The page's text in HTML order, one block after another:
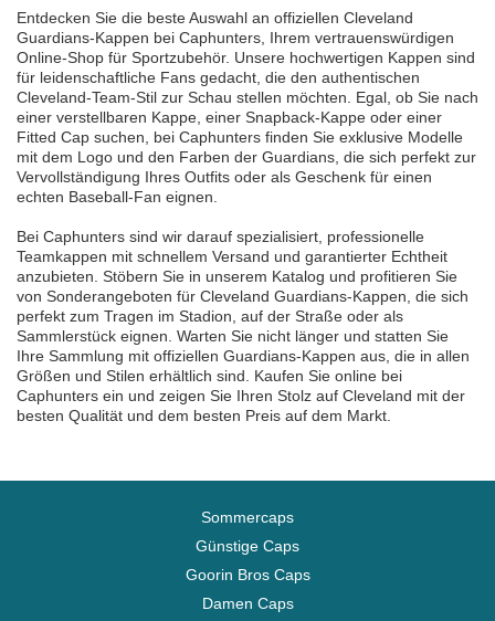
Entdecken Sie die beste Auswahl an offiziellen Cleveland
Guardians-Kappen bei Caphunters, Ihrem vertrauenswürdigen
Online-Shop für Sportzubehör. Unsere hochwertigen Kappen sind
für leidenschaftliche Fans gedacht, die den authentischen
Cleveland-Team-Stil zur Schau stellen möchten. Egal, ob Sie nach
einer verstellbaren Kappe, einer Snapback-Kappe oder einer
Fitted Cap suchen, bei Caphunters finden Sie exklusive Modelle
mit dem Logo und den Farben der Guardians, die sich perfekt zur
Vervollständigung Ihres Outfits oder als Geschenk für einen
echten Baseball-Fan eignen.
Bei Caphunters sind wir darauf spezialisiert, professionelle
Teamkappen mit schnellem Versand und garantierter Echtheit
anzubieten. Stöbern Sie in unserem Katalog und profitieren Sie
von Sonderangeboten für Cleveland Guardians-Kappen, die sich
perfekt zum Tragen im Stadion, auf der Straße oder als
Sammlerstück eignen. Warten Sie nicht länger und statten Sie
Ihre Sammlung mit offiziellen Guardians-Kappen aus, die in allen
Größen und Stilen erhältlich sind. Kaufen Sie online bei
Caphunters ein und zeigen Sie Ihren Stolz auf Cleveland mit der
besten Qualität und dem besten Preis auf dem Markt.
Sommercaps
Günstige Caps
Goorin Bros Caps
Damen Caps